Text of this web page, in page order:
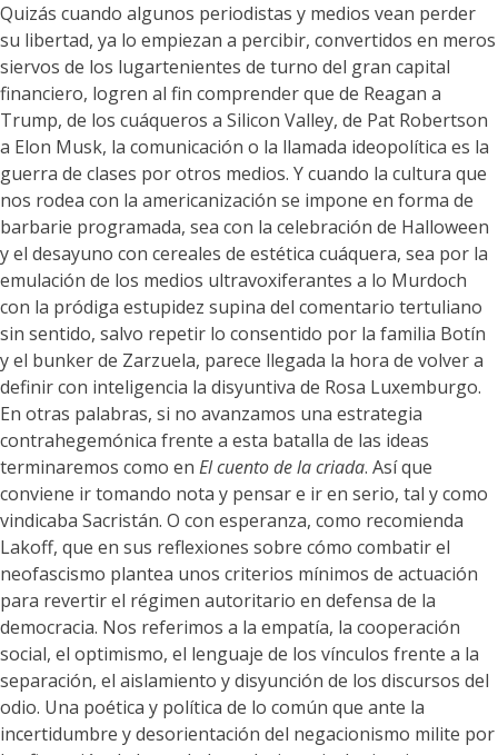
Quizás cuando algunos periodistas y medios vean perder
su libertad, ya lo empiezan a percibir, convertidos en meros
siervos de los lugartenientes de turno del gran capital
financiero, logren al fin comprender que de Reagan a
Trump, de los cuáqueros a Silicon Valley, de Pat Robertson
a Elon Musk, la comunicación o la llamada ideopolítica es la
guerra de clases por otros medios. Y cuando la cultura que
nos rodea con la americanización se impone en forma de
barbarie programada, sea con la celebración de Halloween
y el desayuno con cereales de estética cuáquera, sea por la
emulación de los medios ultravoxiferantes a lo Murdoch
con la pródiga estupidez supina del comentario tertuliano
sin sentido, salvo repetir lo consentido por la familia Botín
y el bunker de Zarzuela, parece llegada la hora de volver a
definir con inteligencia la disyuntiva de Rosa Luxemburgo.
En otras palabras, si no avanzamos una estrategia
contrahegemónica frente a esta batalla de las ideas
terminaremos como en El cuento de la criada. Así que
conviene ir tomando nota y pensar e ir en serio, tal y como
vindicaba Sacristán. O con esperanza, como recomienda
Lakoff, que en sus reflexiones sobre cómo combatir el
neofascismo plantea unos criterios mínimos de actuación
para revertir el régimen autoritario en defensa de la
democracia. Nos referimos a la empatía, la cooperación
social, el optimismo, el lenguaje de los vínculos frente a la
separación, el aislamiento y disyunción de los discursos del
odio. Una poética y política de lo común que ante la
incertidumbre y desorientación del negacionismo milite por